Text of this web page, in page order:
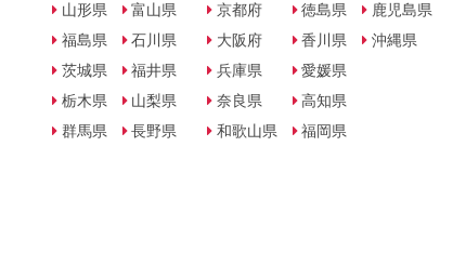
山形県
福島県
茨城県
栃木県
群馬県
富山県
石川県
福井県
山梨県
長野県
京都府
大阪府
兵庫県
奈良県
和歌山県
徳島県
香川県
愛媛県
高知県
福岡県
鹿児島県
沖縄県